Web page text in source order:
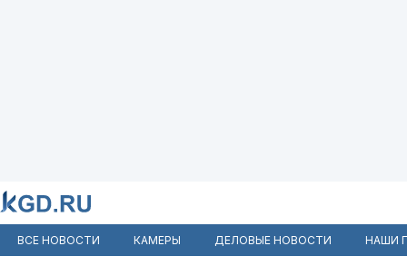
ВСЕ НОВОСТИ КАМЕРЫ ДЕЛОВЫЕ НОВОСТИ НАШИ